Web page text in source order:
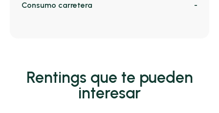
Consumo carretera -
Rentings que te pueden
interesar